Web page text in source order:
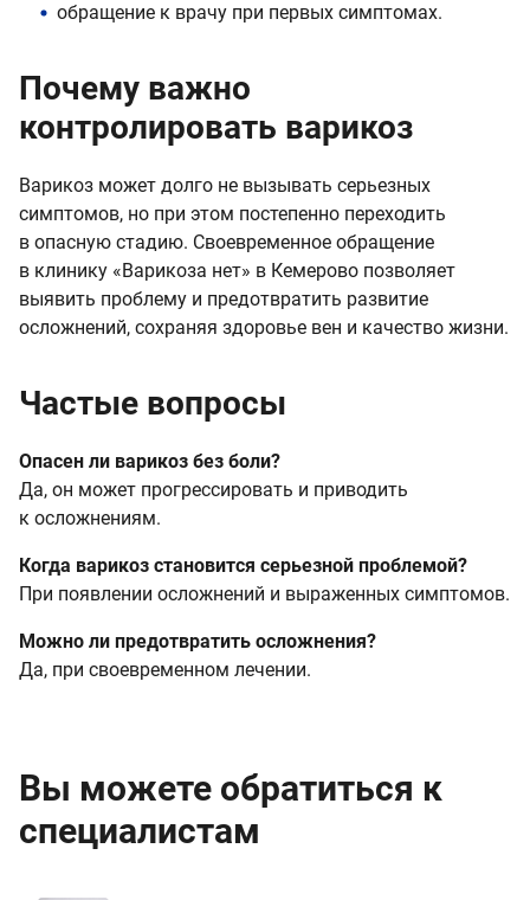
обращение к врачу при первых симптомах.
Почему важно
контролировать варикоз
Варикоз может долго не вызывать серьезных
симптомов, но при этом постепенно переходить
в опасную стадию. Своевременное обращение
в клинику «Варикоза нет» в Кемерово позволяет
выявить проблему и предотвратить развитие
осложнений, сохраняя здоровье вен и качество жизни.
Частые вопросы
Опасен ли варикоз без боли?
Да, он может прогрессировать и приводить
к осложнениям.
Когда варикоз становится серьезной проблемой?
При появлении осложнений и выраженных симптомов.
Можно ли предотвратить осложнения?
Да, при своевременном лечении.
Вы можете обратиться к
специалистам